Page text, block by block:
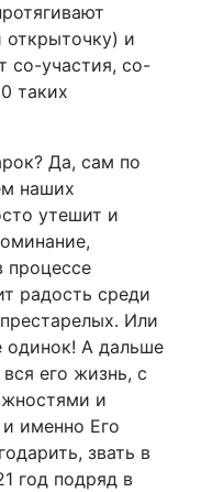
открыточку) и
со-участия, со-
таких
Да, сам по
наших
утешит и
процессе
радость среди
Или
одинок! А дальше
его жизнь, с
и
именно Его
звать в
год подряд в